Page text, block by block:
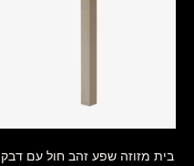
בית מזוזה שפע זהב חול עם דבק